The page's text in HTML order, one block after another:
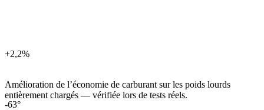
+2,2%
Amélioration de l’économie de carburant sur les poids lourds
entièrement chargés — vérifiée lors de tests réels.
-63°